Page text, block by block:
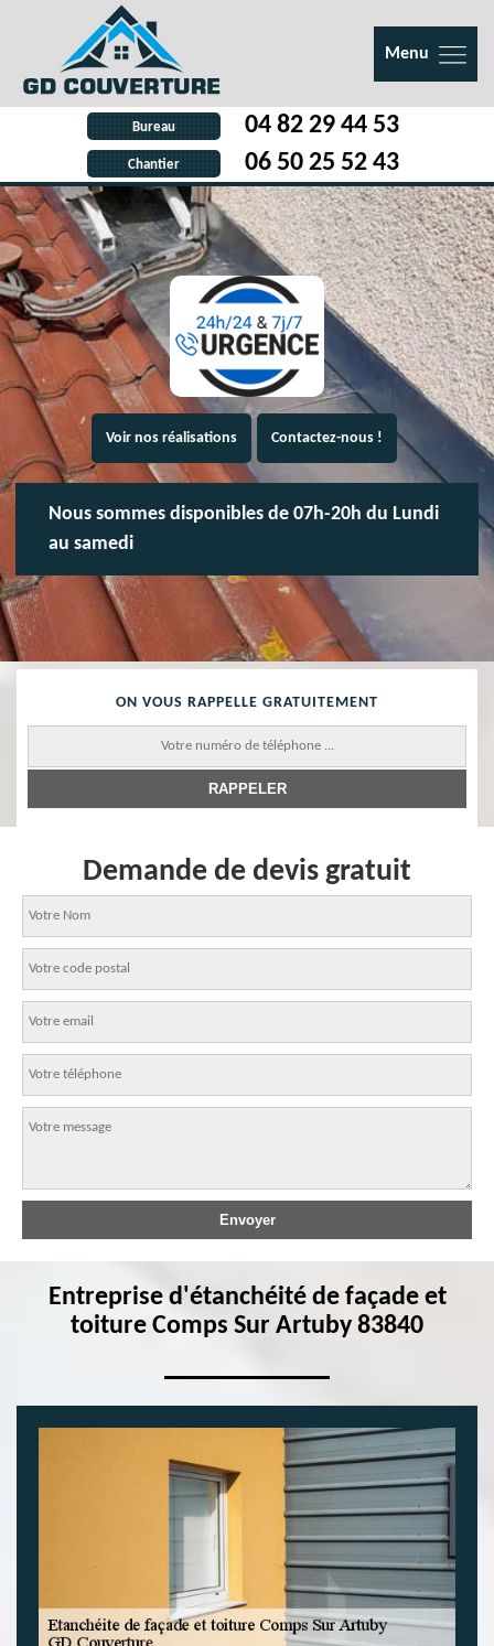
Menu
Bureau 04 82 29 44 53
Chantier 06 50 25 52 43
Voir nos réalisations Contactez-nous !
Nous sommes disponibles de 07h-20h du Lundi
au samedi
ON VOUS RAPPELLE GRATUITEMENT
Demande de devis gratuit
Entreprise d'étanchéité de façade et
toiture Comps Sur Artuby 83840